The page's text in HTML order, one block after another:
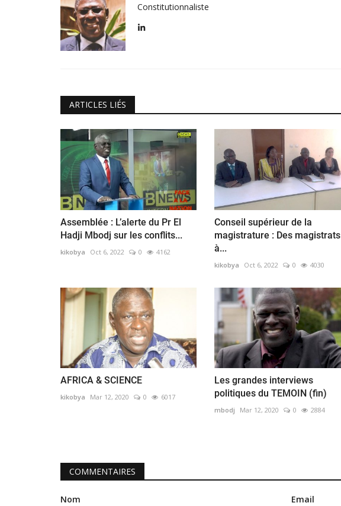
Constitutionnaliste
ARTICLES LIÉS
Assemblée : L’alerte du Pr El
Hadji Mbodj sur les conflits...
kikobya Oct 6, 2022 0 4162
Conseil supérieur de la
magistrature : Des magistrats
à...
kikobya Oct 6, 2022 0 4030
AFRICA & SCIENCE
kikobya Mar 12, 2020 0 6017
Les grandes interviews
politiques du TEMOIN (fin)
mbodj Mar 12, 2020 0 2884
COMMENTAIRES
Nom Email